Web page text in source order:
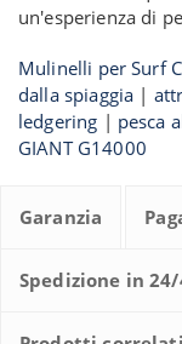
un'esperienza di
Mulinelli per Surf
dalla spiaggia |
ledgering | pesca
GIANT G14000
Garanzia
Spedizione in